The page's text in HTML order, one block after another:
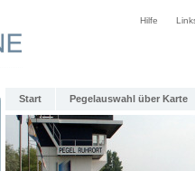
Hilfe
Start Pegelauswahl über Karte